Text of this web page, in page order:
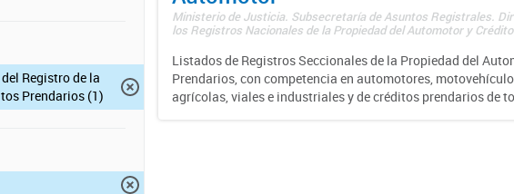
Registro de la
Prendarios (1)
Ministerio de Justicia. Subsecretaría de Asuntos Registrales.
los Registros Nacionales de la Propiedad del Automotor y
Listados de Registros Seccionales de la Propiedad del
Prendarios, con competencia en automotores,
agrícolas, viales e industriales y de créditos prendarios de